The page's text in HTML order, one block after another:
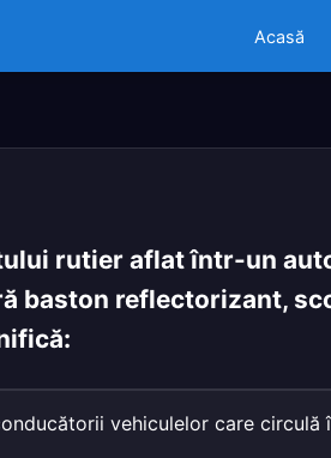
Acasă
rutier aflat într-un
baston reflectorizant,
vehiculelor care circulă